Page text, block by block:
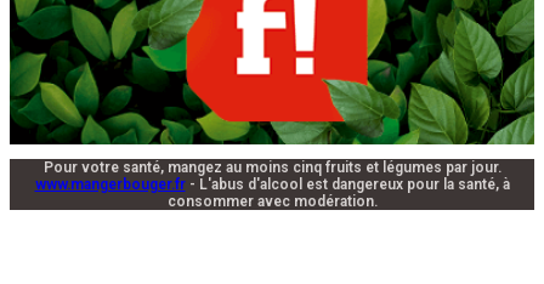
Pour votre santé, mangez au moins cinq fruits et légumes par jour.
www.mangerbouger.fr- L'abus d'alcool est dangereux pour la santé, à
consommer avec modération.